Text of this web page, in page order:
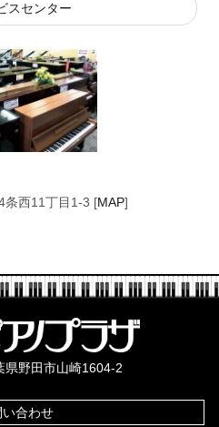
スセンター
条西11丁目1-3 [MAP]
県野田市山崎1604-2
い合わせ